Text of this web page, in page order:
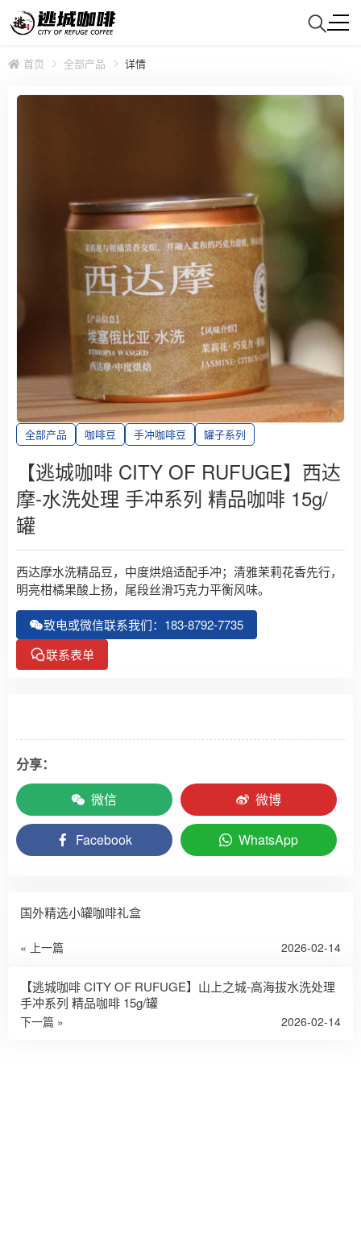
首页 全部产品 详情
全部产品 咖啡豆 手冲咖啡豆 罐子系列
【逃城咖啡 CITY OF RUFUGE】西达
摩-水洗处理 手冲系列 精品咖啡 15g/
罐
西达摩水洗精品豆，中度烘焙适配手冲；清雅茉莉花香先行，
明亮柑橘果酸上扬，尾段丝滑巧克力平衡风味。
致电或微信联系我们：183-8792-7735
联系表单
分享：
微信
微博
Facebook WhatsApp
国外精选小罐咖啡礼盒
« 上一篇 2026-02-14
【逃城咖啡 CITY OF RUFUGE】山上之城-高海拔水洗处理
手冲系列 精品咖啡 15g/罐
下一篇 » 2026-02-14